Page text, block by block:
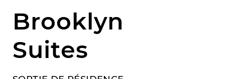
Brooklyn
Suites